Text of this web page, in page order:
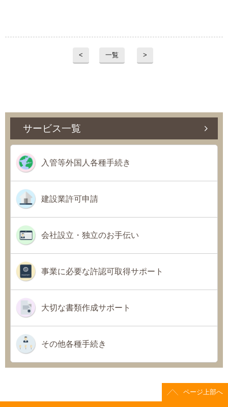
< 一覧 >
サービス一覧
入管等外国人各種手続き
建設業許可申請
会社設立・独立のお手伝い
事業に必要な許認可取得サポート
大切な書類作成サポート
その他各種手続き
ページ上部へ